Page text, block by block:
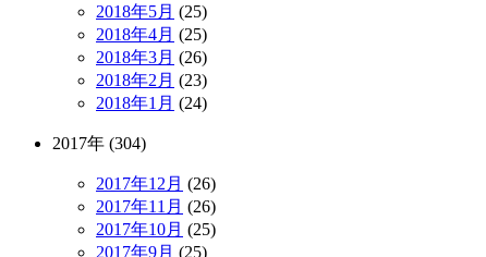
2018年5月 (25)
2018年4月 (25)
2018年3月 (26)
2018年2月 (23)
2018年1月 (24)
2017年 (304)
2017年12月 (26)
2017年11月 (26)
2017年10月 (25)
2017年9月 (25)